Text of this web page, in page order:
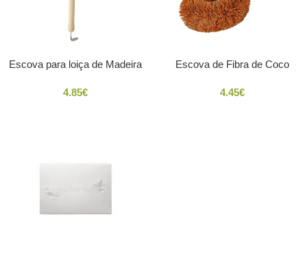
Escova para loiça de Madeira
4.85€
Escova de Fibra de Coco
4.45€